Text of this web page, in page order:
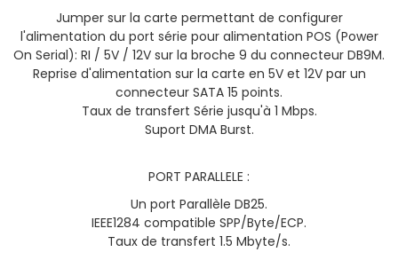
Jumper sur la carte permettant de configurer
l'alimentation du port série pour alimentation POS (Power
On Serial): RI / 5V / 12V sur la broche 9 du connecteur DB9M.
Reprise d'alimentation sur la carte en 5V et 12V par un
connecteur SATA 15 points.
Taux de transfert Série jusqu'à 1 Mbps.
Suport DMA Burst.
PORT PARALLELE :
Un port Parallèle DB25.
IEEE1284 compatible SPP/Byte/ECP.
Taux de transfert 1.5 Mbyte/s.